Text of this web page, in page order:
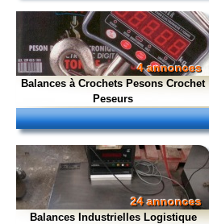
4 annonces
Balances à Crochets Pesons Crochet
Peseurs
24 annonces
Balances Industrielles Logistique